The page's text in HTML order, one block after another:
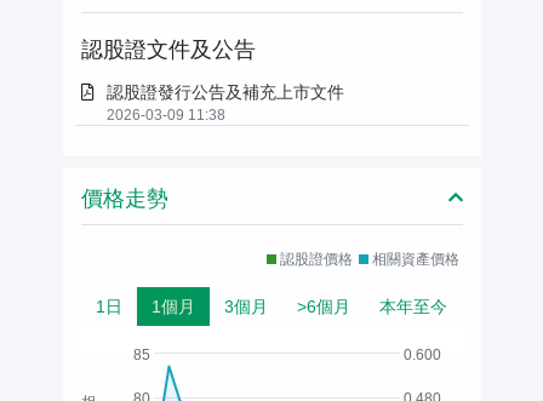
認股證文件及公告
認股證發行公告及補充上市文件
2026-03-09 11:38
價格走勢
認股證價格 相關資產價格
1日 1個月 3個月 >6個月 本年至今
85 0.600